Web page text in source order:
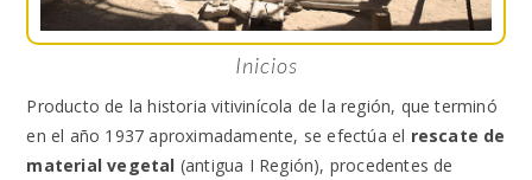
Inicios
Producto de la historia vitivinícola de la región, que terminó
en el año 1937 aproximadamente, se efectúa el rescate de
material vegetal (antigua I Región), procedentes de